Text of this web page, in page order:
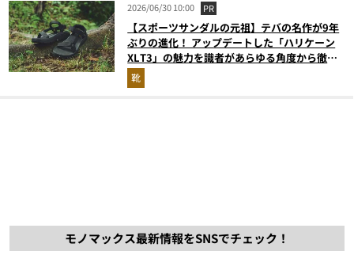
2026/06/30 10:00 PR
【スポーツサンダルの元祖】テバの名作が9年
ぶりの進化！ アップデートした「ハリケーン
XLT3」の魅力を識者があらゆる角度から徹底
解説！
靴
モノマックス最新情報をSNSでチェック！